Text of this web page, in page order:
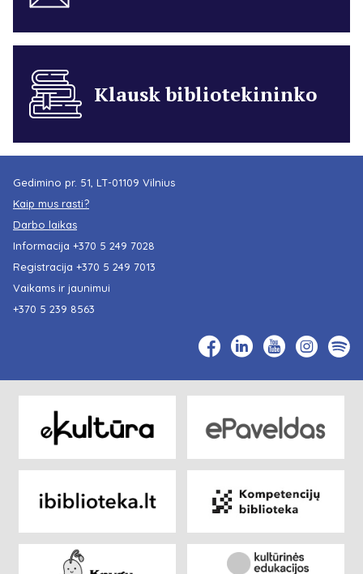
Klausk bibliotekininko
Gedimino pr. 51, LT-01109 Vilnius
Kaip mus rasti?
Darbo laikas
Informacija +370 5 249 7028
Registracija +370 5 249 7013
Vaikams ir jaunimui
+370 5 239 8563